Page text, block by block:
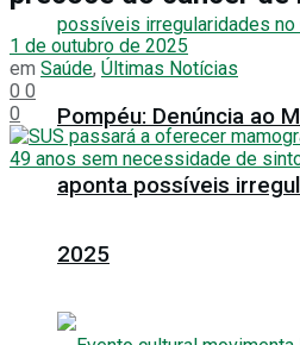
Pompéu: Denúncia ao
aponta possíveis
2025
1 de outubro de 2025
em Saúde, Últimas Notícias
0 0
0